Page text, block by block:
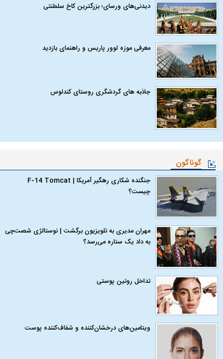
دیدنی‌های ورسای؛ بزرگترین کاخ سلطنتی
معرفی موزه لوور پاریس و راهنمای بازدید
جاذبه های گردشگری روستای کندلوس
گوناگون
جنگنده شکاری رهگیر آمریکا | F-14 Tomcat
چیست؟
مهران مدیری به تلویزیون برگشت | نوستالژی شصت‌چی
به داد یک ستاره می‌رسد؟
تداخل روتین پوستی
ویتامین‌های درخشان‌کننده و شفاف‌کننده پوست